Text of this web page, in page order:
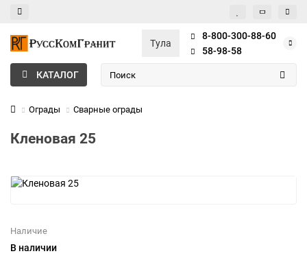
Тула
8-800-300-88-60
58-98-58
КАТАЛОГ
Ограды Сварные ограды
Кленовая 25
Наличие
В наличии